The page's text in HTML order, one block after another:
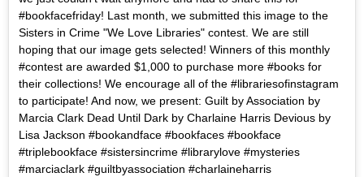
#bookfacefriday! Last month, we submitted this image to the
Sisters in Crime "We Love Libraries" contest. We are still
hoping that our image gets selected! Winners of this monthly
#contest are awarded $1,000 to purchase more #books for
their collections! We encourage all of the #librariesofinstagram
to participate! And now, we present: Guilt by Association by
Marcia Clark Dead Until Dark by Charlaine Harris Devious by
Lisa Jackson #bookandface #bookfaces #bookface
#triplebookface #sistersincrime #librarylove #mysteries
#marciaclark #guiltbyassociation #charlaineharris